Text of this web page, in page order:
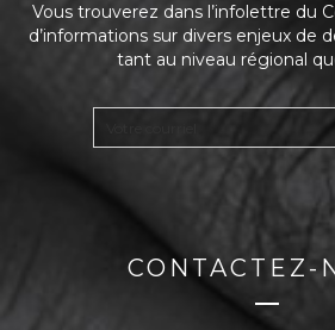
Vous trouverez dans l’infolettre du
d’informations sur divers enjeux de
tant au niveau régional
CONTACTEZ-